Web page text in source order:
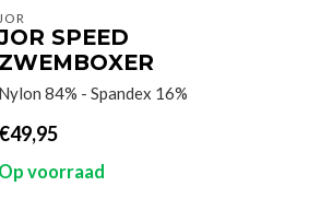
SPEED
ZWEMBOXER
Nylon 84% - Spandex 16%
€49,95
Op voorraad